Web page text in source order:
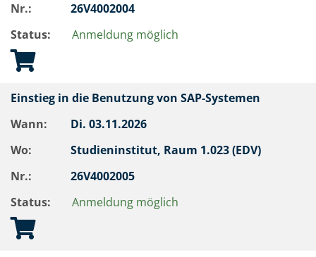
Nr.:
26V4002004
Status:
Anmeldung möglich
Einstieg in die Benutzung von SAP-Systemen
Wann:
Di. 03.11.2026
Wo:
Studieninstitut, Raum 1.023 (EDV)
Nr.:
26V4002005
Status:
Anmeldung möglich